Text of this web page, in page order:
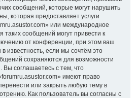
сообщений, которые могут нарушить
которая предоставляет услуги
или международное
сообщений могут привести к
от конференции, при этом ваш
известность, если мы сочтём это
сохраняются для возможности
Вы соглашаетесь с тем, что
имеют право
или закрыть любую тему в
Как пользователь вы согласны с